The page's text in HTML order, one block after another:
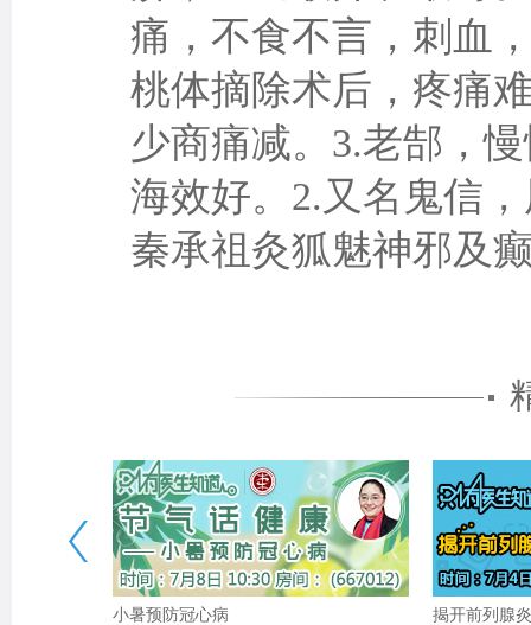
痛，不食不言，刺血
桃体摘除术后，疼痛
少商痛减。3.老郜，
海效好。2.又名鬼信
秦承祖灸狐魅神邪及
小暑预防冠心病 揭开前列腺